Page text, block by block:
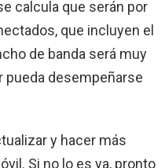
calcula que serán por
que incluyen el
de banda será muy
pueda desempeñarse
y hacer más
Si no lo es ya, pronto